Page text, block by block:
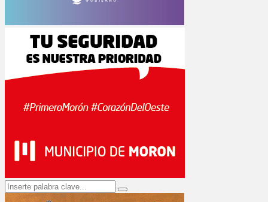
Search
for:
Search